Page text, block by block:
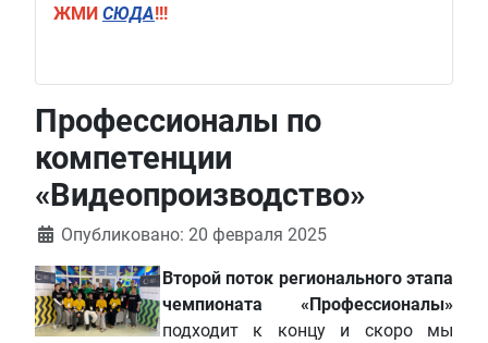
ЖМИ СЮДА!!!
Профессионалы по
компетенции
«Видеопроизводство»
Информация о материале
Опубликовано: 20 февраля 2025
Второй поток регионального этапа
чемпионата «Профессионалы»
подходит к концу и скоро мы